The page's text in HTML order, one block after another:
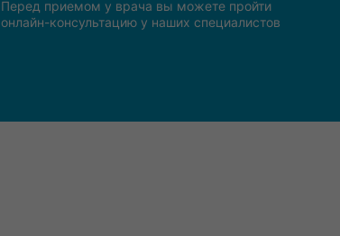
Перед приемом у врача вы можете пройти
онлайн-консультацию у наших специалистов